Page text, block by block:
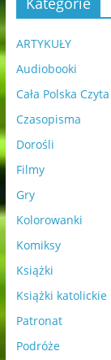
ARTYKUŁY
Audiobooki
Cała Polska
Czasopisma
Dorośli
Filmy
Gry
Kolorowanki
Komiksy
Książki
Książki katolickie
Patronat
Podróże